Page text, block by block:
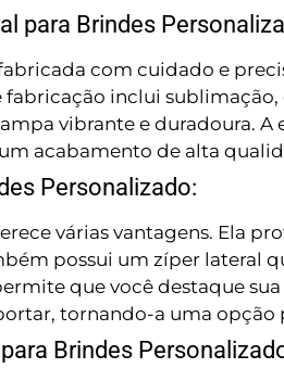
para Brindes
com cuidado e
inclui
vibrante e duradoura.
acabamento de alta
Personalizado:
várias vantagens. Ela
possui um zíper lateral
que você destaque
tornando-a uma opção
Brindes